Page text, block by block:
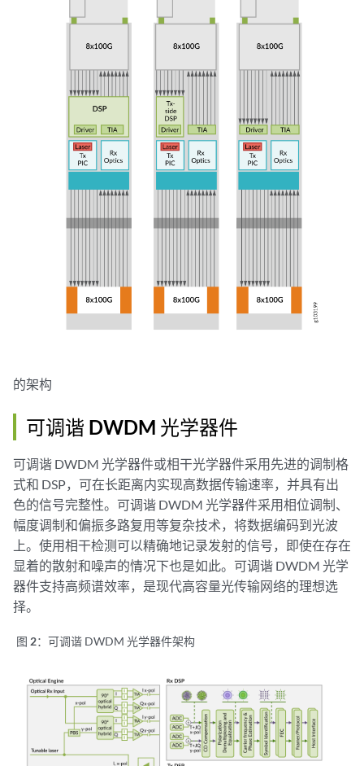
的架构
可调谐 DWDM 光学器件
可调谐 DWDM 光学器件或相干光学器件采用先进的调制格
式和 DSP，可在长距离内实现高数据传输速率，并具有出
色的信号完整性。可调谐 DWDM 光学器件采用相位调制、
幅度调制和偏振多路复用等复杂技术，将数据编码到光波
上。使用相干检测可以精确地记录发射的信号，即使在存在
显着的散射和噪声的情况下也是如此。可调谐 DWDM 光学
器件支持高频谱效率，是现代高容量光传输网络的理想选
择。
图 2： 可调谐 DWDM 光学器件架构